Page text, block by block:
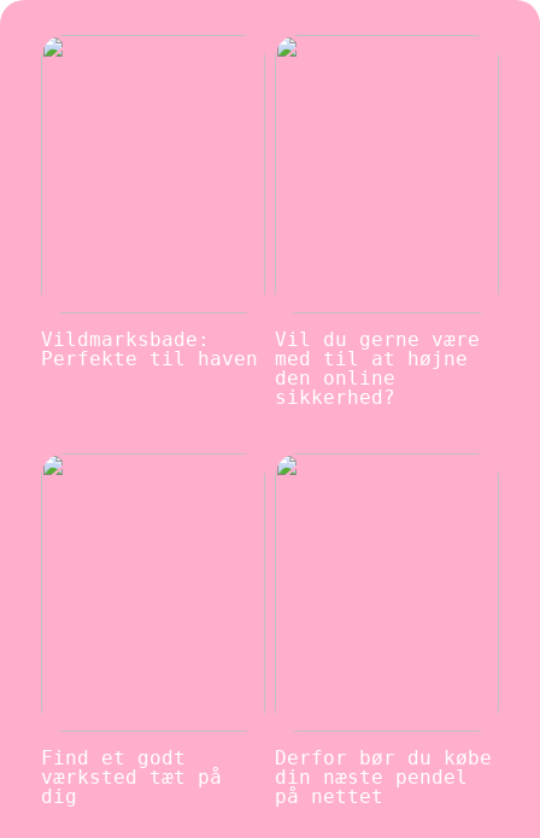
Vildmarksbade:
Perfekte til haven
Vil du gerne være
med til at højne
den online
sikkerhed?
Find et godt
værksted tæt på
dig
Derfor bør du købe
din næste pendel
på nettet